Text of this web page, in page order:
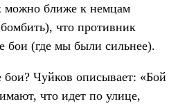
можно ближе к немцам
что противник
бои (где мы были сильнее).
бои? Чуйков описывает: «Бой
что идет по улице,